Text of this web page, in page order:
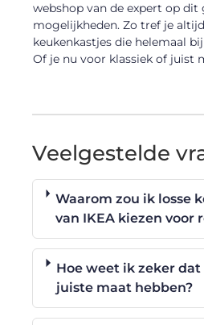
webshop van de expert op dit
mogelijkheden. Zo tref je
keukenkastjes die helemaal bij
Of je nu voor klassiek of juist
Veelgestelde
Waarom zou ik losse
van IKEA kiezen voor
Hoe weet ik zeker dat
juiste maat hebben?